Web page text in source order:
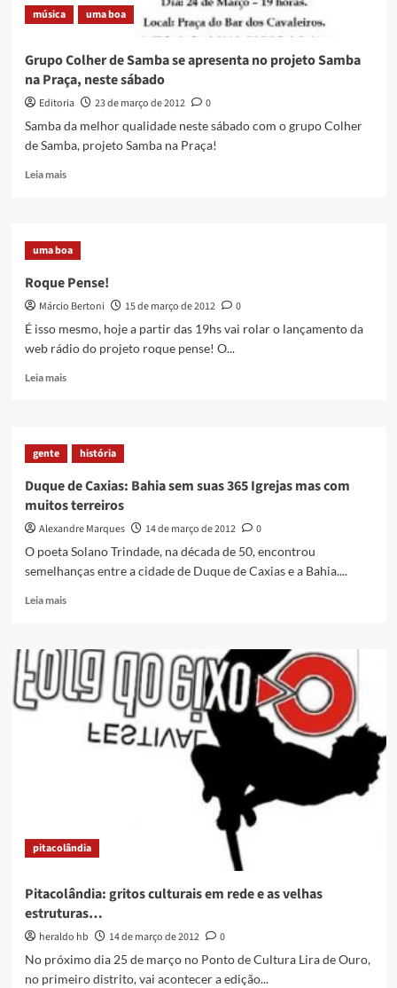
música uma boa
Grupo Colher de Samba se apresenta no projeto Samba
na Praça, neste sábado
Editoria 23 de março de 2012
0
Samba da melhor qualidade neste sábado com o grupo Colher
de Samba, projeto Samba na Praça!
Leia maisRead
Colher
de
se
apresenta
Samba
na
uma boa
Roque Pense!
Márcio Bertoni 15 de março de 2012
0
É isso mesmo, hoje a partir das 19hs vai rolar o lançamento da
web rádio do projeto roque pense! O...
Leia maisRead
Pense!
gente história
Duque de Caxias: Bahia sem suas 365 Igrejas mas com
muitos terreiros
Alexandre Marques 14 de março de 2012
0
O poeta Solano Trindade, na década de 50, encontrou
semelhanças entre a cidade de Duque de Caxias e a Bahia....
Leia maisRead
Duque
de
Caxias:
Bahia
pitacolândia
Pitacolândia: gritos culturais em rede e as velhas
estruturas…
heraldo hb 14 de março de 2012
0
No próximo dia 25 de março no Ponto de Cultura Lira de Ouro,
no primeiro distrito, vai acontecer a edição...